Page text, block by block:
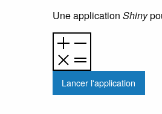
Une application Shiny
Lancer l'application